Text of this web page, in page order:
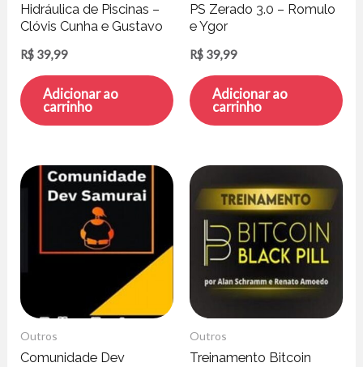
Hidráulica de Piscinas –
Clóvis Cunha e Gustavo
R$ 39,99
Adicionar ao
carrinho
PS Zerado 3.0 – Romulo
e Ygor
R$ 39,99
Adicionar ao
carrinho
Outros
Comunidade Dev
Outros
Treinamento Bitcoin